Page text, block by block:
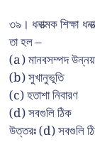
৩৯। ধনাত্মক শিক্ষা
তা হল –
(a) মানবসম্পদ
(b) সুখানুভূতি
(c) হতাশা নিবারণ
(d) সবগুলি ঠিক
উত্তরঃ (d) সবগুলি